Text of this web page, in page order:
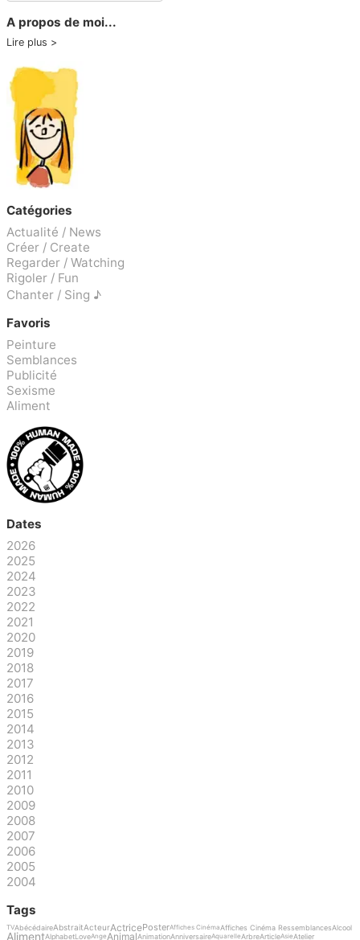
A propos de moi...
Lire plus
Catégories
Actualité / News
Créer / Create
Regarder / Watching
Rigoler / Fun
Chanter / Sing ♪
Favoris
Peinture
Semblances
Publicité
Sexisme
Aliment
Dates
2026
2025
2024
2023
2022
2021
2020
2019
2018
2017
2016
2015
2014
2013
2012
2011
2010
2009
2008
2007
2006
2005
2004
Tags
TVAbécédaireAbstraitActeurActricePosterAffiches CinémaAffiches Cinéma RessemblancesAlcool
AlimentAlphabetLoveAnge AnimalAnimationAnniversaireAquarelleArbreArticleAsieAtelier